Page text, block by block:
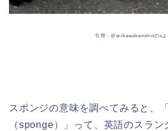
引用 : @arikawakenshinのxよ
スポンジの意味を調べてみると、
（sponge）」って、英語のスラン